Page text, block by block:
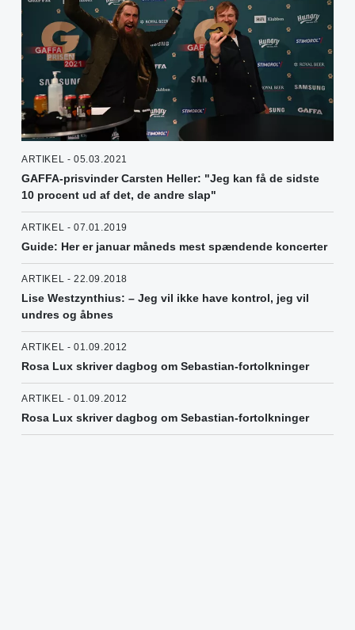
ARTIKEL - 05.03.2021
GAFFA-prisvinder Carsten Heller: "Jeg kan få de sidste
10 procent ud af det, de andre slap"
ARTIKEL - 07.01.2019
Guide: Her er januar måneds mest spændende koncerter
ARTIKEL - 22.09.2018
Lise Westzynthius: – Jeg vil ikke have kontrol, jeg vil
undres og åbnes
ARTIKEL - 01.09.2012
Rosa Lux skriver dagbog om Sebastian-fortolkninger
ARTIKEL - 01.09.2012
Rosa Lux skriver dagbog om Sebastian-fortolkninger